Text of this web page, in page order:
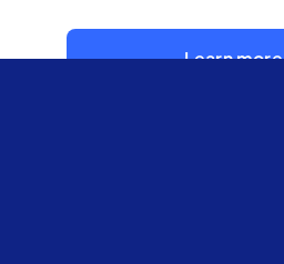
Learn more